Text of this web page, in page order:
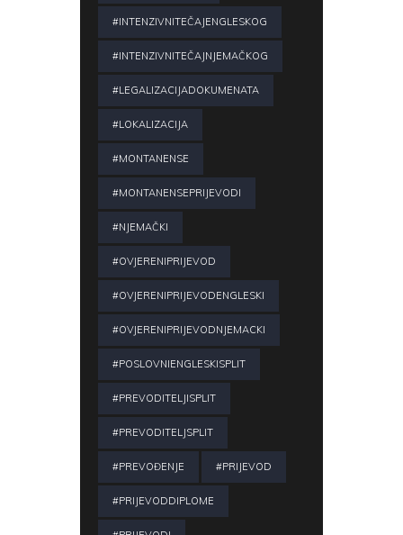
#INTENZIVNITEČAJENGLESKOG
#INTENZIVNITEČAJNJEMAČKOG
#LEGALIZACIJADOKUMENATA
#LOKALIZACIJA
#MONTANENSE
#MONTANENSEPRIJEVODI
#NJEMAČKI
#OVJERENIPRIJEVOD
#OVJERENIPRIJEVODENGLESKI
#OVJERENIPRIJEVODNJEMACKI
#POSLOVNIENGLESKISPLIT
#PREVODITELJISPLIT
#PREVODITELJSPLIT
#PREVOĐENJE #PRIJEVOD
#PRIJEVODDIPLOME